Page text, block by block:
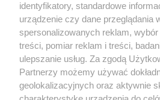
Muzeum
Chorzowie
huto
Nie zapomnij
zapoznać się z:
polityką prywatności regulamin
Twojemiasto
Piekary Śląskie
Chorzów
identyfikatory, standardowe
urządzenie czy dane przeglądania
spersonalizowanych reklam,
treści, pomiar reklam i treści,
ulepszanie usług. Za zgodą
Partnerzy możemy używać
geolokalizacyjnych oraz aktywnie